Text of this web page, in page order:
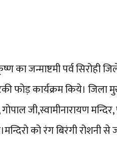
का जन्माष्टमी पर्व
फोड़ कार्यक्रम किये। जिला
जी,स्वामीनारायण
को रंग बिरंगी रोशनी